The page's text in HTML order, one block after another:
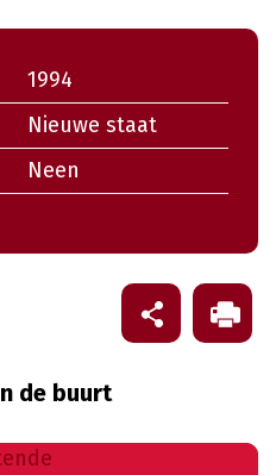
1994
Nieuwe staat
Neen
de buurt